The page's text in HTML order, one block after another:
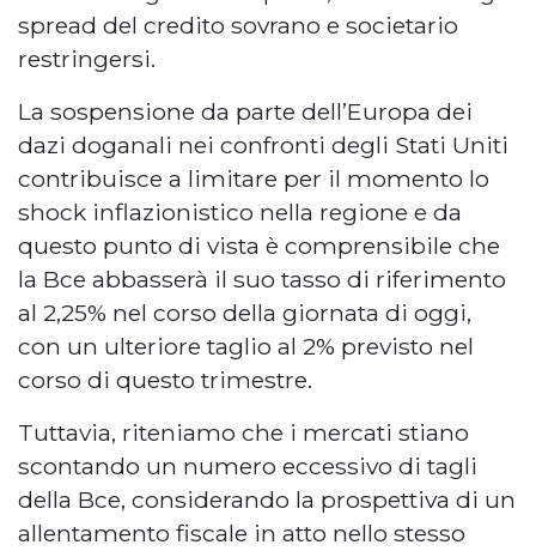
spread del credito sovrano e societario
restringersi.
La sospensione da parte dell’Europa dei
dazi doganali nei confronti degli Stati Uniti
contribuisce a limitare per il momento lo
shock inflazionistico nella regione e da
questo punto di vista è comprensibile che
la Bce abbasserà il suo tasso di riferimento
al 2,25% nel corso della giornata di oggi,
con un ulteriore taglio al 2% previsto nel
corso di questo trimestre.
Tuttavia, riteniamo che i mercati stiano
scontando un numero eccessivo di tagli
della Bce, considerando la prospettiva di un
allentamento fiscale in atto nello stesso